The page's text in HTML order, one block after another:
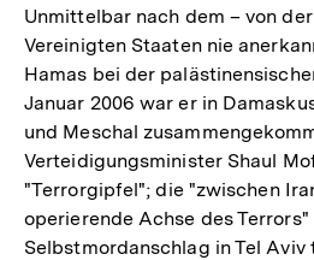
Unmittelbar nach dem – von
Vereinigten Staaten nie
Hamas bei der
Januar 2006 war er in
und Meschal
Verteidigungsminister Shaul
"Terrorgipfel"; die "zwischen
operierende Achse des
Selbstmordanschlag in Tel Aviv